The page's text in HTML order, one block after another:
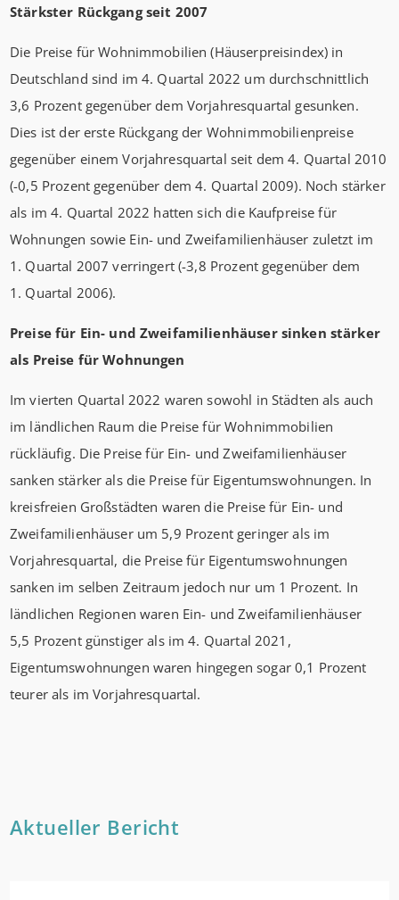
Stärkster Rückgang seit 2007
Die Preise für Wohnimmobilien (Häuserpreisindex) in
Deutschland sind im 4. Quartal 2022 um durchschnittlich
3,6 Prozent gegenüber dem Vorjahresquartal gesunken.
Dies ist der erste Rückgang der Wohnimmobilienpreise
gegenüber einem Vorjahresquartal seit dem 4. Quartal 2010
(-0,5 Prozent gegenüber dem 4. Quartal 2009). Noch stärker
als im 4. Quartal 2022 hatten sich die Kaufpreise für
Wohnungen sowie Ein- und Zweifamilienhäuser zuletzt im
1. Quartal 2007 verringert (-3,8 Prozent gegenüber dem
1. Quartal 2006).
Preise für Ein- und Zweifamilienhäuser sinken stärker
als Preise für Wohnungen
Im vierten Quartal 2022 waren sowohl in Städten als auch
im ländlichen Raum die Preise für Wohnimmobilien
rückläufig. Die Preise für Ein- und Zweifamilienhäuser
sanken stärker als die Preise für Eigentumswohnungen. In
kreisfreien Großstädten waren die Preise für Ein- und
Zweifamilienhäuser um 5,9 Prozent geringer als im
Vorjahresquartal, die Preise für Eigentumswohnungen
sanken im selben Zeitraum jedoch nur um 1 Prozent. In
ländlichen Regionen waren Ein- und Zweifamilienhäuser
5,5 Prozent günstiger als im 4. Quartal 2021,
Eigentumswohnungen waren hingegen sogar 0,1 Prozent
teurer als im Vorjahresquartal.
Aktueller Bericht